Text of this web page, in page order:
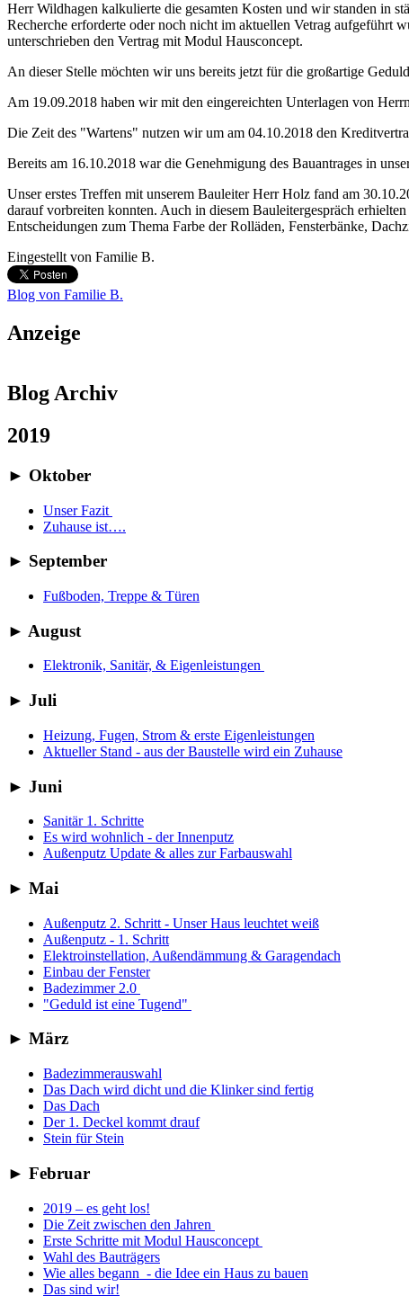
Herr Wildhagen kalkulierte die gesamten Kosten und wir standen in
Recherche erforderte oder noch nicht im aktuellen Vetrag aufgeführt
unterschrieben den Vertrag mit Modul Hausconcept.
An dieser Stelle möchten wir uns bereits jetzt für die großartige
Am 19.09.2018 haben wir mit den eingereichten Unterlagen von
Die Zeit des "Wartens" nutzen wir um am 04.10.2018 den
Bereits am 16.10.2018 war die Genehmigung des Bauantrages in
Unser erstes Treffen mit unserem Bauleiter Herr Holz fand am
darauf vorbreiten konnten. Auch in diesem Bauleitergespräch
Entscheidungen zum Thema Farbe der Rolläden, Fensterbänke,
Eingestellt von Familie B.
Blog von Familie B.
Anzeige
Blog Archiv
2019
► Oktober
Unser Fazit
Zuhause ist….
► September
Fußboden, Treppe & Türen
► August
Elektronik, Sanitär, & Eigenleistungen
► Juli
Heizung, Fugen, Strom & erste Eigenleistungen
Aktueller Stand - aus der Baustelle wird ein Zuhause
► Juni
Sanitär 1. Schritte
Es wird wohnlich - der Innenputz
Außenputz Update & alles zur Farbauswahl
► Mai
Außenputz 2. Schritt - Unser Haus leuchtet weiß
Außenputz - 1. Schritt
Elektroinstellation, Außendämmung & Garagendach
Einbau der Fenster
Badezimmer 2.0
"Geduld ist eine Tugend"
► März
Badezimmerauswahl
Das Dach wird dicht und die Klinker sind fertig
Das Dach
Der 1. Deckel kommt drauf
Stein für Stein
► Februar
2019 – es geht los!
Die Zeit zwischen den Jahren
Erste Schritte mit Modul Hausconcept
Wahl des Bauträgers
Wie alles begann - die Idee ein Haus zu bauen
Das sind wir!